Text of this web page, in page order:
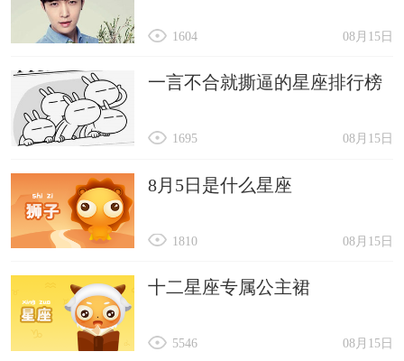
08月15日
1604
一言不合就撕逼的星座排行榜
08月15日
1695
8月5日是什么星座
08月15日
1810
十二星座专属公主裙
08月15日
5546